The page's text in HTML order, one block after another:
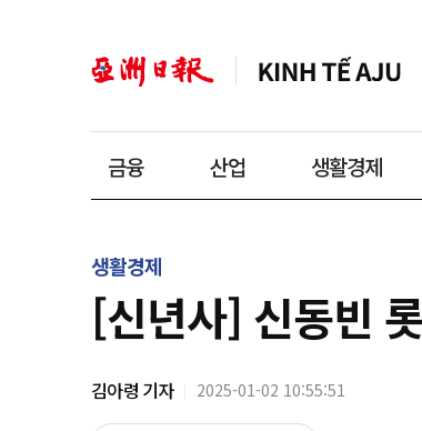
금융 산업 생활경제
생활경제
[신년사] 신동빈
김아령 기자 2025-01-02 10:55:51